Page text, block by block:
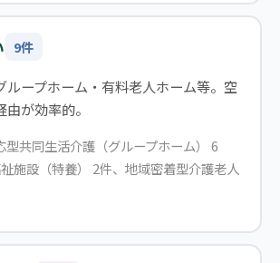
9件
ループホーム・有料老人ホーム等。空
が効率的。
型共同生活介護（グループホーム） 6
施設（特養） 2件、地域密着型介護老人